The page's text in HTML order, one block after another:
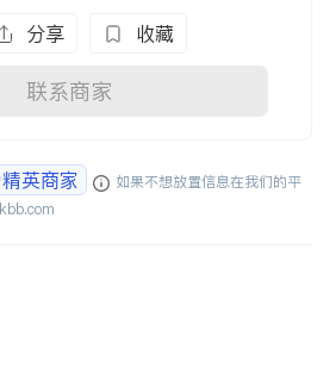
分享 收藏
联系商家
英商家
如果不想放置信息在我们的平